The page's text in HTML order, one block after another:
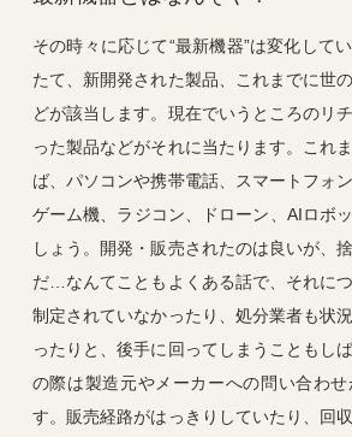
その時々に応じて“最新機器”は変化して
たて、新開発された製品、これまでに世
どが該当します。現在でいうところのリ
った製品などがそれに当たります。これ
ば、パソコンや携帯電話、スマートフォ
ゲーム機、ラジコン、ドローン、AIロボ
しょう。開発・販売されたのは良いが、
だ…なんてこともよくある話で、それに
制定されていなかったり、処分業者も状
ったりと、後手に回ってしまうこともし
の際は製造元やメーカーへの問い合わ
す。販売経路がはっきりしていたり、回